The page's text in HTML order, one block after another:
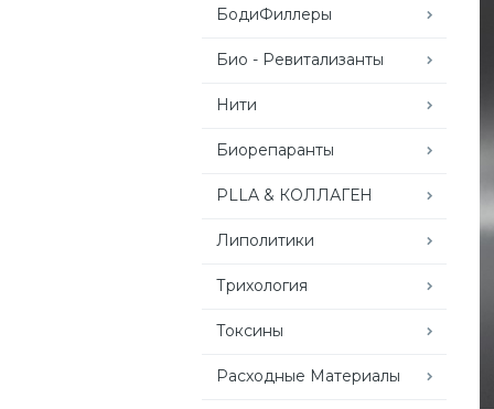
БодиФиллеры
Био - Ревитализанты
Нити
Биорепаранты
PLLA & КОЛЛАГЕН
Липолитики
Трихология
Токсины
Расходные Материалы